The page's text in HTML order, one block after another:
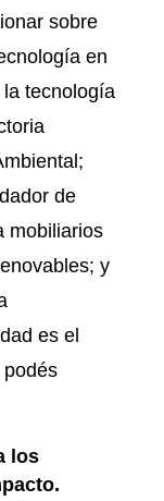
sobre
en
tecnología
de
mobiliarios
y
es el
podés
los